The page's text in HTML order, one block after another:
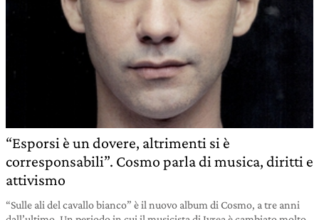
“Esporsi è un dovere, altrimenti si è
corresponsabili”. Cosmo parla di musica, diritti e
attivismo
“Sulle ali del cavallo bianco” è il nuovo album di Cosmo, a tre anni